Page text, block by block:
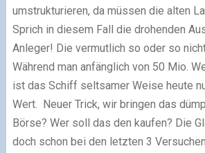
umstrukturieren, da müssen die alten
Sprich in diesem Fall die drohenden
Anleger! Die vermutlich so oder so
Während man anfänglich von 50 Mio.
ist das Schiff seltsamer Weise heute
Wert. Neuer Trick, wir bringen das
Börse? Wer soll das den kaufen? Die
doch schon bei den letzten 3